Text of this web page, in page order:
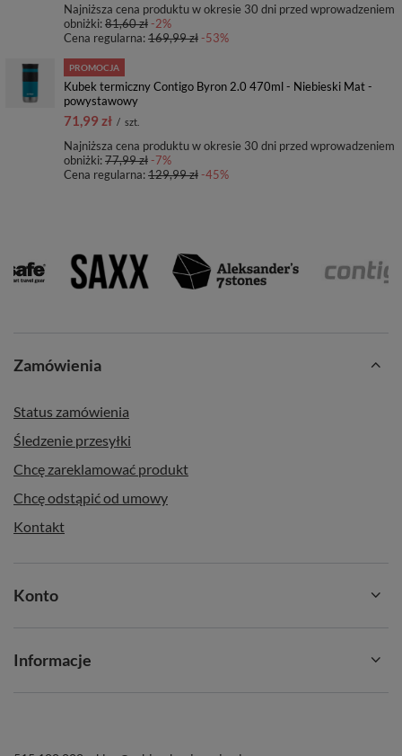
Najniższa cena produktu w okresie 30 dni przed wprowadzeniem
obniżki:81,60 zł-2%
Cena regularna:169,99 zł-53%
PROMOCJA
Kubek termiczny Contigo Byron 2.0 470ml - Niebieski Mat -
powystawowy
71,99 zł / szt.
Najniższa cena produktu w okresie 30 dni przed wprowadzeniem
obniżki:77,99 zł-7%
Cena regularna:129,99 zł-45%
Zamówienia
Status zamówienia
Śledzenie przesyłki
Chcę zareklamować produkt
Chcę odstąpić od umowy
Kontakt
Konto
Informacje